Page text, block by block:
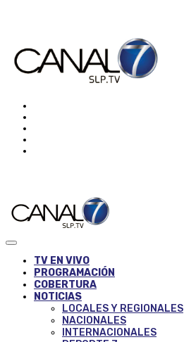
TV EN VIVO
PROGRAMACIÓN
COBERTURA
NOTICIAS
LOCALES Y REGIONALES
NACIONALES
INTERNACIONALES